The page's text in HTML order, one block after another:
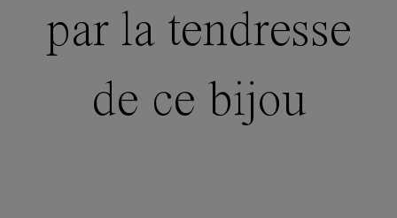
par la tendresse
de ce bijou